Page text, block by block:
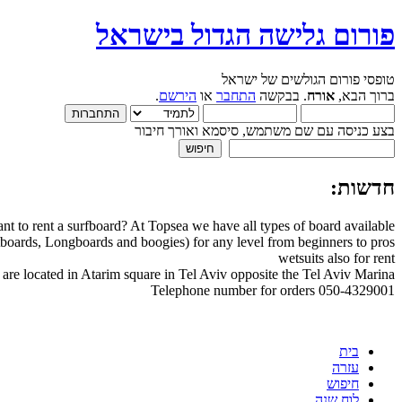
פורום גלישה הגדול בישראל
טופסי פורום הגולשים של ישראל
ברוך הבא, אורח. בבקשה התחבר או הירשם.
בצע כניסה עם שם משתמש, סיסמא ואורך חיבור
חדשות:
to rent a surfboard? At Topsea we have all types of board available
Longboards and boogies) for any level from beginners to pros
wetsuits also for rent
are located in Atarim square in Tel Aviv opposite the Tel Aviv Marina
Telephone number for orders 050-4329001
בית
עזרה
חיפוש